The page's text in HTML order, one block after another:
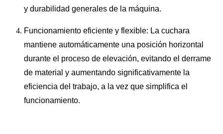
y durabilidad generales de la máquina.
Funcionamiento eficiente y flexible: La cuchara
mantiene automáticamente una posición horizontal
durante el proceso de elevación, evitando el derrame
de material y aumentando significativamente la
eficiencia del trabajo, a la vez que simplifica el
funcionamiento.